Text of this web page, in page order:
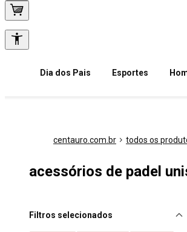
Dia dos Pais Esportes
centauro.com.br todos os
acessórios de padel
Filtros selecionados